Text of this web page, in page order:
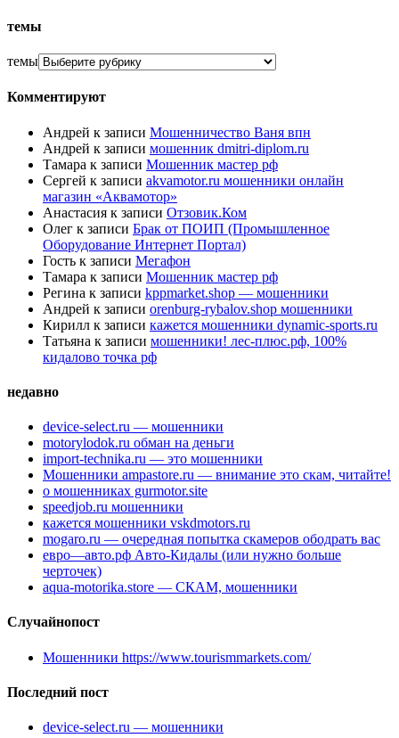
темы
темы
Комментируют
Андрей к записи Мошенничество Ваня впн
Андрей к записи мошенник dmitri-diplom.ru
Тамара к записи Мошенник мастер рф
Сергей к записи akvamotor.ru мошенники онлайн
магазин «Аквамотор»
Анастасия к записи Отзовик.Ком
Олег к записи Брак от ПОИП (Промышленное
Оборудование Интернет Портал)
Гость к записи Мегафон
Тамара к записи Мошенник мастер рф
Регина к записи kppmarket.shop — мошенники
Андрей к записи orenburg-rybalov.shop мошенники
Кирилл к записи кажется мошенники dynamic-sports.ru
Татьяна к записи мошенники! лес-плюс.рф, 100%
кидалово точка рф
недавно
device-select.ru — мошенники
motorylodok.ru обман на деньги
import-technika.ru — это мошенники
Мошенники ampastore.ru — внимание это скам, читайте!
о мошенниках gurmotor.site
speedjob.ru мошенники
кажется мошенники vskdmotors.ru
mogaro.ru — очередная попытка скамеров ободрать вас
евро—авто.рф Авто-Кидалы (или нужно больше
черточек)
aqua-motorika.store — СКАМ, мошенники
Случайнопост
Мошенники https://www.tourismmarkets.com/
Последний пост
device-select.ru — мошенники